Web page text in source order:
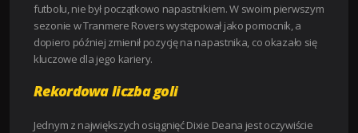
futbolu, nie był początkowo napastnikiem. W swoim pierwszym
sezonie w Tranmere Rovers występował jako pomocnik, a
dopiero później zmienił pozycję na napastnika, co okazało się
kluczowe dla jego kariery.
Rekordowa liczba goli
Jednym z największych osiągnięć Dixie Deana jest oczywiście